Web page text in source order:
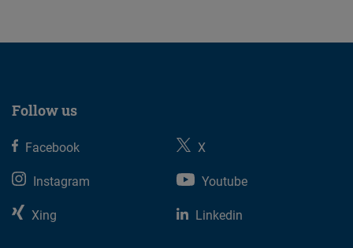
Follow us
Facebook
X
Instagram
Youtube
Xing
Linkedin